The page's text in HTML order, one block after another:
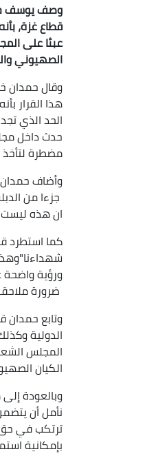
وصف يوسف
قطاع غزة،
عبئا على
الصهيوني
وقال حمدان
هذا القرار
الحد الذي
حدث داخل
مضطرة
وأضاف حمدان
جزءا من
ان هذه
كما استطرد
ورؤية
ضرورة
وتابع حمدان
الدولية
المجلس
الكيان
وبالعودة
نأمل أن
ترتكب في حق
بإمكانية